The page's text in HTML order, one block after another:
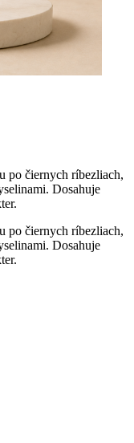
po čiernych ríbezliach,
Dosahuje
po čiernych ríbezliach,
Dosahuje